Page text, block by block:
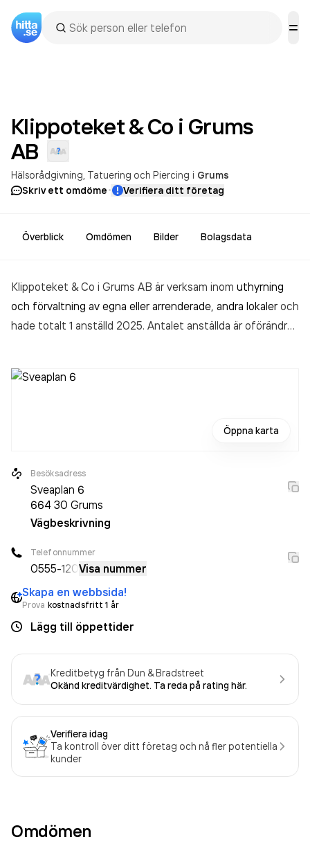
Klippoteket & Co i Grums
AB
Hälsorådgivning Tatuering och Piercing i Grums
Skriv ett omdöme· Verifiera ditt företag
Överblick Omdömen Bilder Bolagsdata
Klippoteket & Co i Grums AB är verksam inom uthyrning
och förvaltning av egna eller arrenderade, andra lokaleroch
hade totalt 1 anställd 2025. Antalet anställda är oförändrat
725 000,00 kr
Öppna karta
Besöksadress
Sveaplan 6
664 30 Grums
Vägbeskrivning
Telefonnummer
0555-120Visa nummer
Skapa en webbsida!
Prova kostnadsfritt 1 år
Lägg till öppettider
Kreditbetyg från Dun & Bradstreet
Okänd kreditvärdighet. Ta reda på rating här.
Verifiera idag
Ta kontroll över ditt företag och nå fler potentiella
kunder
Omdömen